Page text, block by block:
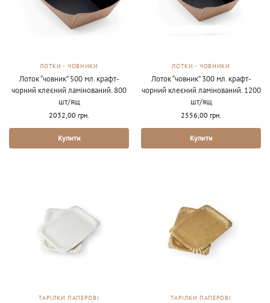
ЛОТКИ - ЧОВНИКИ
Лоток “човник” 500 мл. крафт-
чорний клеєний ламінований. 800
шт/ящ
2032,00 грн.
Купити
ЛОТКИ - ЧОВНИКИ
Лоток “човник” 300 мл. крафт-
чорний клеєний ламінований. 1200
шт/ящ
2556,00 грн.
Купити
ТАРІЛКИ ПАПЕРОВІ ТАРІЛКИ ПАПЕРОВІ